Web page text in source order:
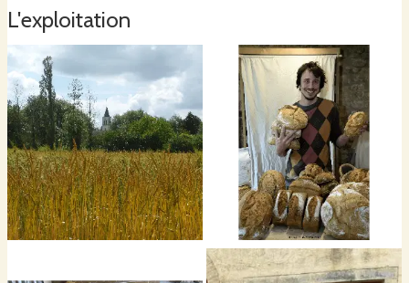
L'exploitation